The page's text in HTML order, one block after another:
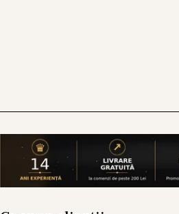
Indiferent dacă ești la
rutină stabilită, pe Kamu.ro
nevoie pentru curățare,
tratamente de noapte și